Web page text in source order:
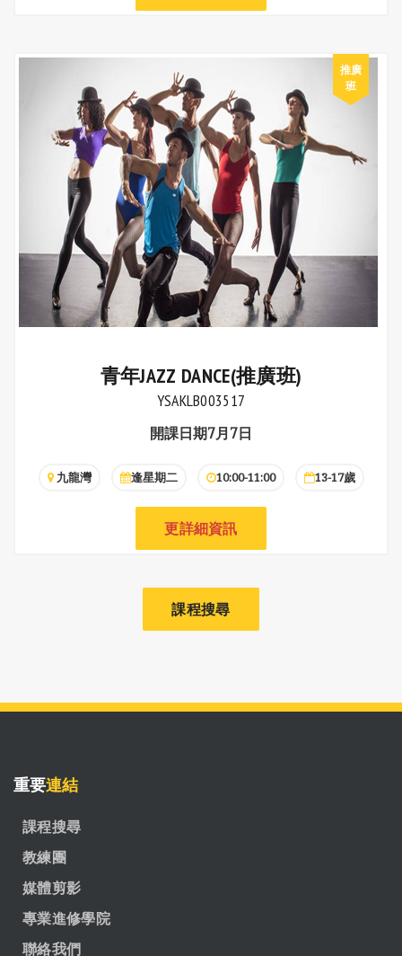
青年JAZZ DANCE(推廣班)
YSAKLB003517
開課日期7月7日
九龍灣 逢星期二 10:00-11:00 13-17歲
更詳細資訊
課程搜尋
重要連結
課程搜尋
教練團
媒體剪影
專業進修學院
聯絡我們